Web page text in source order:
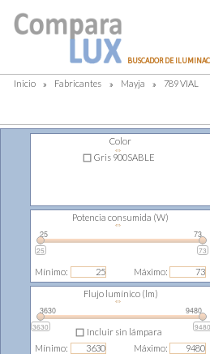
BUSCADOR DE
Inicio » Fabricantes » Mayja » 789 VIAL
Color
⇔
Gris 900SABLE
Potencia consumida (W)
25
73
25 73
⇔
Mínimo: Máximo:
Flujo lumínico (lm)
3630
9480
3630 9480
⇔
Mínimo: Máximo:
Incluir sin lámpara